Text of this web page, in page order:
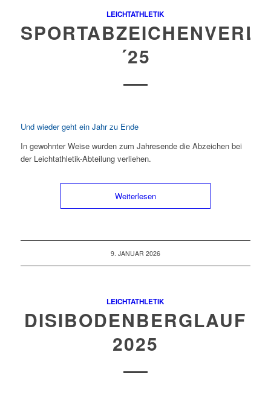
LEICHTATHLETIK
´25
Und wieder geht ein Jahr zu Ende
In gewohnter Weise wurden zum Jahresende die Abzeichen bei
der Leichtathletik-Abteilung verliehen.
Weiterlesen
9. JANUAR 2026
LEICHTATHLETIK
DISIBODENBERGLAUF
2025